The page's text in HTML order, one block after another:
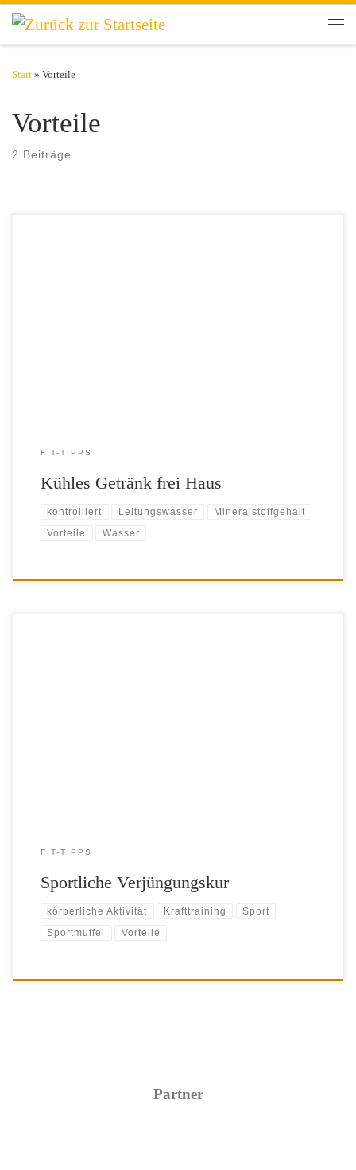
Zum Inhalt springen
Start » Vorteile
Vorteile
2 Beiträge
FIT-TIPPS
Kühles Getränk frei Haus
kontrolliert Leitungswasser Mineralstoffgehalt
Vorteile Wasser
FIT-TIPPS
Sportliche Verjüngungskur
körperliche Aktivität Krafttraining Sport
Sportmuffel Vorteile
Partner